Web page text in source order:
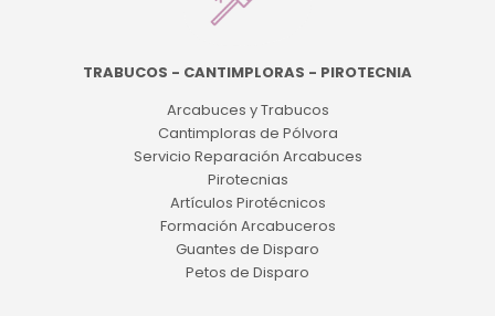
TRABUCOS - CANTIMPLORAS - PIROTECNIA
Arcabuces y Trabucos
Cantimploras de Pólvora
Servicio Reparación Arcabuces
Pirotecnias
Artículos Pirotécnicos
Formación Arcabuceros
Guantes de Disparo
Petos de Disparo